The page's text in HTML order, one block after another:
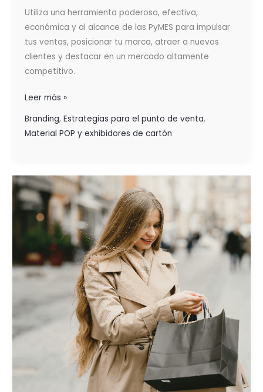
Utiliza una herramienta poderosa, efectiva,
económica y al alcance de las PyMES para impulsar
tus ventas, posicionar tu marca, atraer a nuevos
clientes y destacar en un mercado altamente
competitivo.
Leer más »
Branding, Estrategias para el punto de venta,
Material POP y exhibidores de cartón
DESCUBRE
COMO
LA
EXPERIENCIA
CLIENTE
INFLUYE
EL
(ROX)